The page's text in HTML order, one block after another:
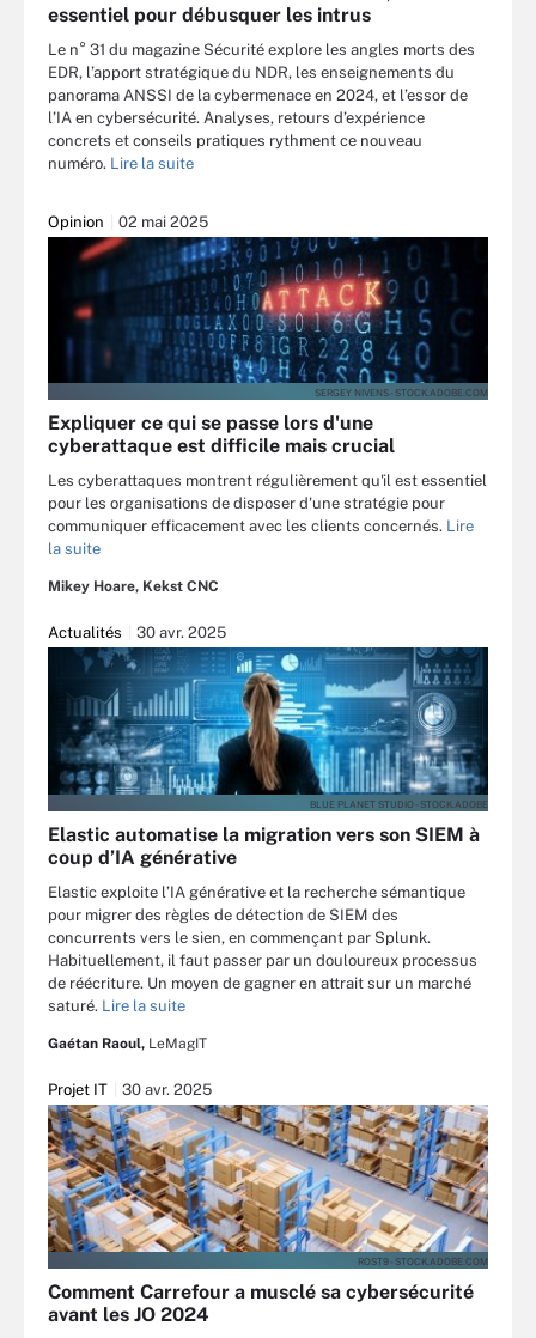
essentiel pour débusquer les intrus
Le n° 31 du magazine Sécurité explore les angles morts des
EDR, l’apport stratégique du NDR, les enseignements du
panorama ANSSI de la cybermenace en 2024, et l’essor de
l’IA en cybersécurité. Analyses, retours d’expérience
concrets et conseils pratiques rythment ce nouveau
numéro. Lire la suite
Opinion 02 mai 2025
SERGEY NIVENS - STOCK.ADOBE.COM
Expliquer ce qui se passe lors d'une
cyberattaque est difficile mais crucial
Les cyberattaques montrent régulièrement qu'il est essentiel
pour les organisations de disposer d'une stratégie pour
communiquer efficacement avec les clients concernés. Lire
la suite
Mikey Hoare, Kekst CNC
Actualités 30 avr. 2025
BLUE PLANET STUDIO - STOCK.ADOBE
Elastic automatise la migration vers son SIEM à
coup d’IA générative
Elastic exploite l’IA générative et la recherche sémantique
pour migrer des règles de détection de SIEM des
concurrents vers le sien, en commençant par Splunk.
Habituellement, il faut passer par un douloureux processus
de réécriture. Un moyen de gagner en attrait sur un marché
saturé. Lire la suite
Gaétan Raoul, LeMagIT
Projet IT 30 avr. 2025
ROST9 - STOCK.ADOBE.COM
Comment Carrefour a musclé sa cybersécurité
avant les JO 2024